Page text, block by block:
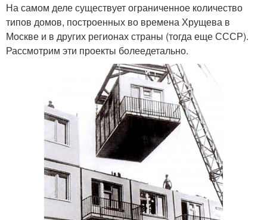
На самом деле существует ограниченное количество
типов домов, построенных во времена Хрущева в
Москве и в других регионах страны (тогда еще СССР).
Рассмотрим эти проекты болеедетально.